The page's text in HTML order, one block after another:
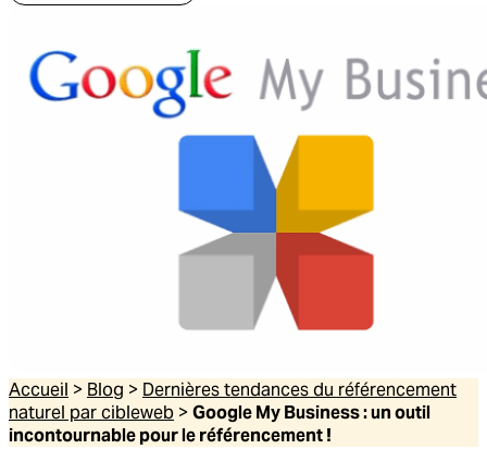
Accueil > Blog > Dernières tendances du référencement
naturel par cibleweb > Google My Business : un outil
incontournable pour le référencement !